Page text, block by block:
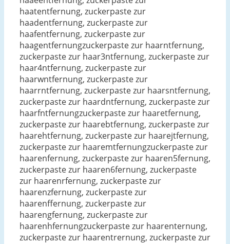
haatentfernung, zuckerpaste zur
haadentfernung, zuckerpaste zur
haafentfernung, zuckerpaste zur
haagentfernungzuckerpaste zur haarntfernung,
zuckerpaste zur haar3ntfernung, zuckerpaste zur
haar4ntfernung, zuckerpaste zur
haarwntfernung, zuckerpaste zur
haarrntfernung, zuckerpaste zur haarsntfernung,
zuckerpaste zur haardntfernung, zuckerpaste zur
haarfntfernungzuckerpaste zur haaretfernung,
zuckerpaste zur haarebtfernung, zuckerpaste zur
haarehtfernung, zuckerpaste zur haarejtfernung,
zuckerpaste zur haaremtfernungzuckerpaste zur
haarenfernung, zuckerpaste zur haaren5fernung,
zuckerpaste zur haaren6fernung, zuckerpaste
zur haarenrfernung, zuckerpaste zur
haarenzfernung, zuckerpaste zur
haarenffernung, zuckerpaste zur
haarengfernung, zuckerpaste zur
haarenhfernungzuckerpaste zur haarenternung,
zuckerpaste zur haarentrernung, zuckerpaste zur